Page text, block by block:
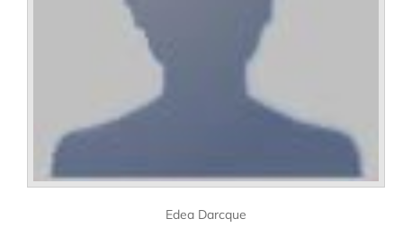
Edea Darcque